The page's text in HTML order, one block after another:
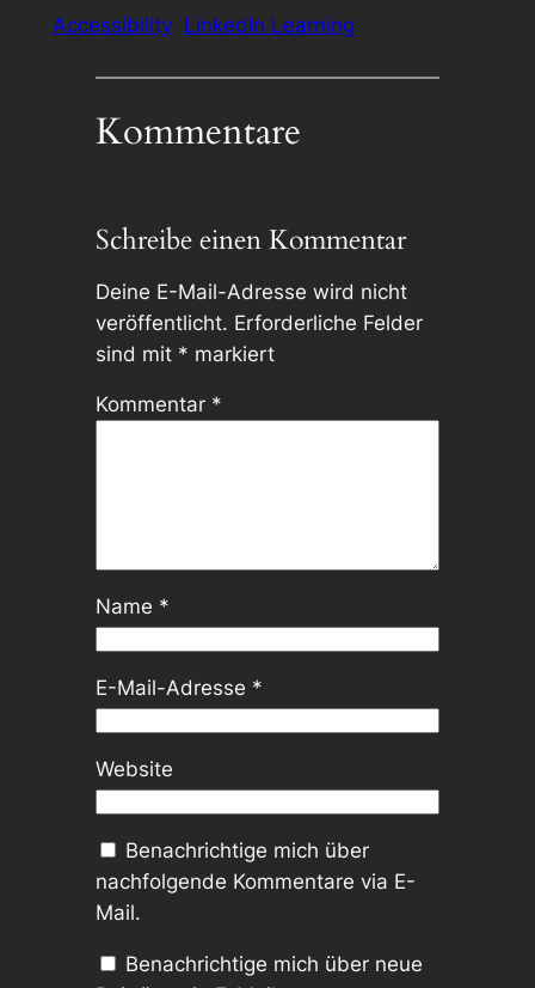
Accessibility LinkedIn Learning
Kommentare
Schreibe einen Kommentar
Deine E-Mail-Adresse wird nicht
veröffentlicht. Erforderliche Felder
sind mit * markiert
Kommentar *
Name *
E-Mail-Adresse *
Website
Benachrichtige mich über
nachfolgende Kommentare via E-
Mail.
Benachrichtige mich über neue